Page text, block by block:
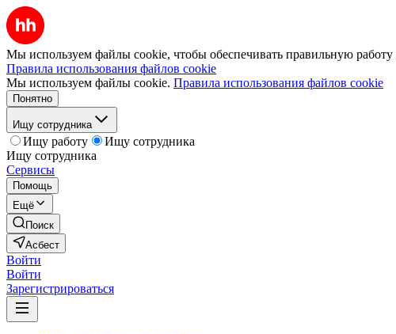
Мы используем файлы cookie, чтобы обеспечивать правильную работу
Правила использования файлов cookie
Мы используем файлы cookie. Правила использования файлов cookie
Понятно
Ищу сотрудника
Ищу работу
Ищу сотрудника
Ищу сотрудника
Сервисы
Помощь
Ещё
Поиск
Асбест
Войти
Войти
Зарегистрироваться